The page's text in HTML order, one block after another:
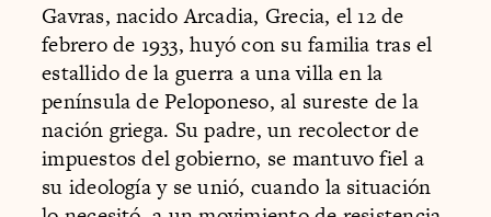
Gavras, nacido Arcadia, Grecia, el 12 de
febrero de 1933, huyó con su familia tras el
estallido de la guerra a una villa en la
península de Peloponeso, al sureste de la
nación griega. Su padre, un recolector de
impuestos del gobierno, se mantuvo fiel a
su ideología y se unió, cuando la situación